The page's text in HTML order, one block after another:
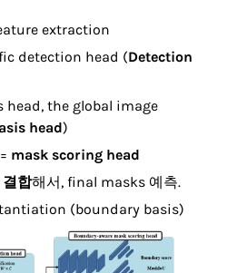
extraction
detection head (Detection
head, the global image
head)
mask scoring head
결합해서, final masks 예측.
(boundary basis)